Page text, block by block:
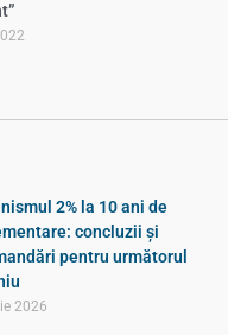
2% la 10 ani de
concluzii și
pentru următorul
2026